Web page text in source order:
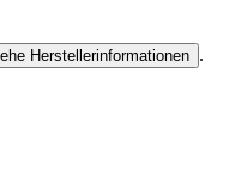
Herstellerinformationen .